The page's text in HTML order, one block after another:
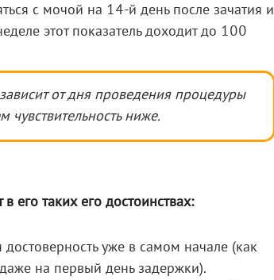
с мочой на 14-й день после зачатия и
этот показатель доходит до 100
зависит от дня проведения процедуры
чувствительность ниже.
в его таких его достоинствах:
достоверность уже в самом начале (как
на первый день задержки).